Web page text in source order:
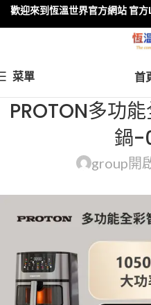
菜單 首
PROTON多功
鍋-
group開
歡迎來到恆溫世界官方網站 官